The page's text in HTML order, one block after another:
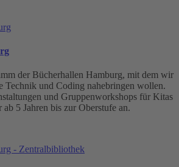
der Bücherhallen Hamburg, mit dem wir
Technik und Coding nahebringen wollen.
und Gruppenworkshops für Kitas
5 Jahren bis zur Oberstufe an.